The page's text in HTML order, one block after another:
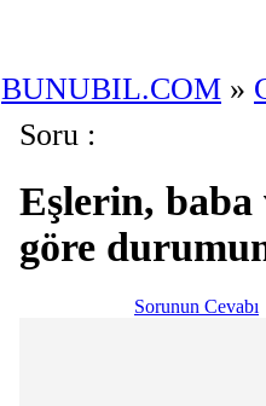
BUNUBIL.COM »
Soru :
Eşlerin, baba
göre
Sorunun Cevabı